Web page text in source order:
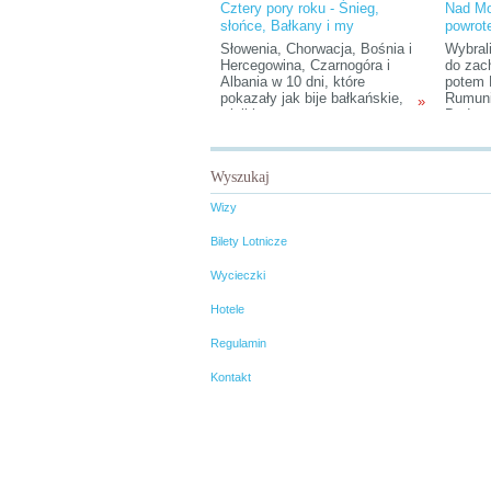
Cztery pory roku - Śnieg,
słońce, Bałkany i my
Słowenia, Chorwacja, Bośnia i
Hercegowina, Czarnogóra i
Albania w 10 dni, które
pokazały jak bije bałkańskie,
wielkie serce.
»
Nad
do
potem
Wyszukaj
Wizy
Bilety Lotnicze
Wycieczki
Hotele
Regulamin
Kontakt